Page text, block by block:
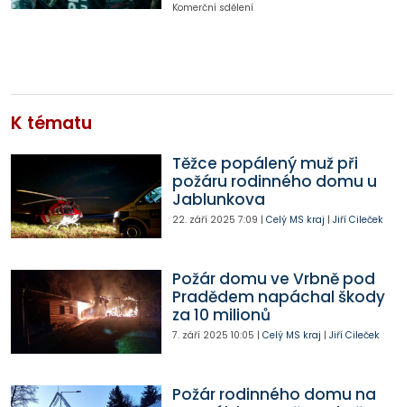
Komerční sdělení
K tématu
Těžce popálený muž při
požáru rodinného domu u
Jablunkova
22. září 2025 7:09 | Celý MS kraj | Jiří Cileček
Požár domu ve Vrbně pod
Pradědem napáchal škody
za 10 milionů
7. září 2025 10:05 | Celý MS kraj | Jiří Cileček
Požár rodinného domu na